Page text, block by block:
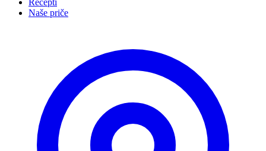
Recepti
Naše priče